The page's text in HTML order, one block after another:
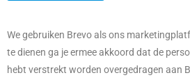
We gebruiken Brevo als ons
te dienen ga je ermee akkoord dat de
hebt verstrekt worden overgedragen aan